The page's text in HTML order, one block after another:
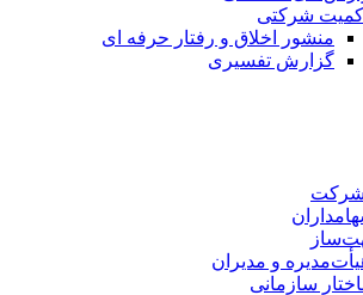
شرکتی
منشور اخلاق و رفتار حرفه­ ای
گزارش تفسیری
شرکت
و مدیران
سازمانی